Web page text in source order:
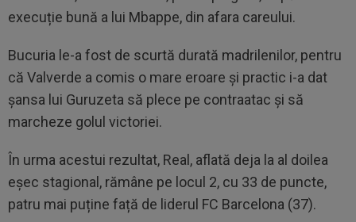
execuție bună a lui Mbappe, din afara careului.
Bucuria le-a fost de scurtă durată madrilenilor, pentru
că Valverde a comis o mare eroare și practic i-a dat
șansa lui Guruzeta să plece pe contraatac și să
marcheze golul victoriei.
În urma acestui rezultat, Real, aflată deja la al doilea
eșec stagional, rămâne pe locul 2, cu 33 de puncte,
patru mai puține față de liderul FC Barcelona (37).